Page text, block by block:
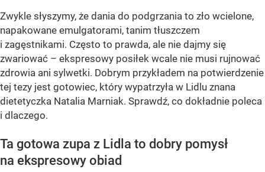
Zwykle słyszymy, że dania do podgrzania to zło wcielone,
napakowane emulgatorami, tanim tłuszczem
i zagęstnikami. Często to prawda, ale nie dajmy się
zwariować – ekspresowy posiłek wcale nie musi rujnować
zdrowia ani sylwetki. Dobrym przykładem na potwierdzenie
tej tezy jest gotowiec, który wypatrzyła w Lidlu znana
dietetyczka Natalia Marniak. Sprawdź, co dokładnie poleca
i dlaczego.
Ta gotowa zupa z Lidla to dobry pomysł
na ekspresowy obiad